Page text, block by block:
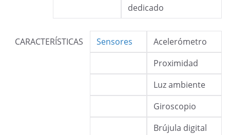
dedicado
CARACTERÍSTICAS Sensores
Acelerómetro
Proximidad
Luz ambiente
Giroscopio
Brújula digital